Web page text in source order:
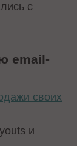
с
email-
своих
и